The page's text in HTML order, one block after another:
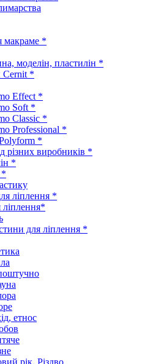
макраме *
моделін, пластилін *
Cernit *
Effect *
Soft *
Classic *
Professional *
*
різних виробників *
*
*
ліплення *
ліплення*
для ліплення *
етнос
рік, Різдво